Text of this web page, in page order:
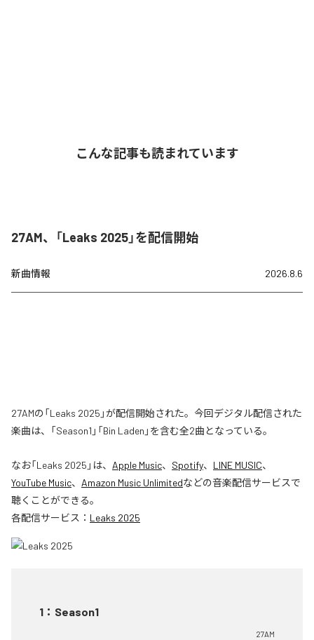
こんな記事も読まれています
27AM、「Leaks 2025」を配信開始
新曲情報 2026.8.6
27AMの「Leaks 2025」が配信開始された。今回デジタル配信された
楽曲は、「Season1」「Bin Laden」を含む全2曲となっている。
なお「Leaks 2025 」は、 Apple Music、 Spotify、 LINE MUSIC、
YouTube Music、 Amazon Music Unlimitedなどの音楽配信サービスで
聴くことができる。
各配信サービス： Leaks 2025
1 ： Season1
27AM